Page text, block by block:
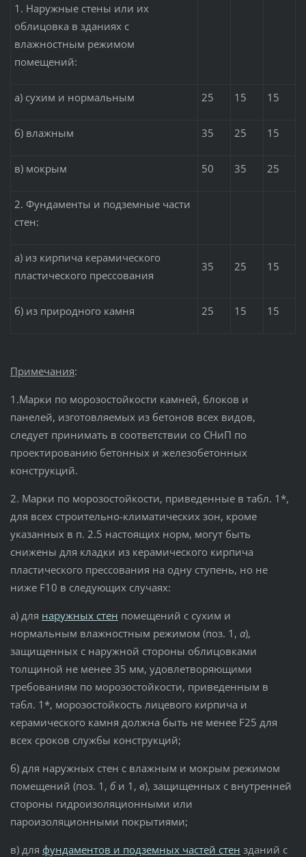
1. Наружные стены или их
облицовка в зданиях с
влажностным режимом
помещений:
а) сухим и нормальным 25 15 15
б) влажным 35 25 15
в) мокрым 50 35 25
2. Фундаменты и подземные части
стен:
а) из кирпича керамического
пластического прессования
35 25 15
б) из природного камня 25 15 15
Примечания:
1.Марки по морозостойкости камней, блоков и
панелей, изготовляемых из бетонов всех видов,
следует принимать в соответствии со СНиП по
проектированию бетонных и железобетонных
конструкций.
2. Марки по морозостойкости, приведенные в табл. 1*,
для всех строительно-климатических зон, кроме
указанных в п. 2.5 настоящих норм, могут быть
снижены для кладки из керамического кирпича
пластического прессования на одну ступень, но не
ниже F10 в следующих случаях:
а) для наружных стен помещений с сухим и
нормальным влажностным режимом (поз. 1, а),
защищенных с наружной стороны облицовками
толщиной не менее 35 мм, удовлетворяющими
требованиям по морозостойкости, приведенным в
табл. 1*, морозостойкость лицевого кирпича и
керамического камня должна быть не менее F25 для
всех сроков службы конструкций;
б) для наружных стен с влажным и мокрым режимом
помещений (поз. 1, би 1, в), защищенных с внутренней
стороны гидроизоляционными или
пароизоляционными покрытиями;
в) для фундаментов и подземных частей стен зданий с